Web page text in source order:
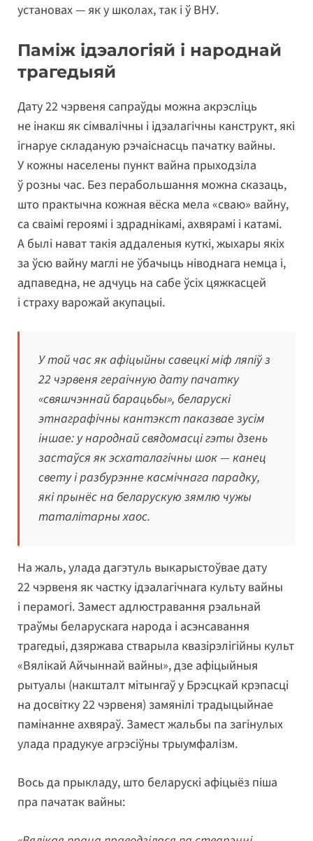
установах — як у школах, так і ў ВНУ.
Паміж ідэалогіяй і народнай
трагедыяй
Дату 22 чэрвеня сапраўды можна акрэсліць
не інакш як сімвалічны і ідэалагічны канструкт, які
ігнаруе складаную рэчаіснасць пачатку вайны.
У кожны населены пункт вайна прыходзіла
ў розны час. Без перабольшання можна сказаць,
што практычна кожная вёска мела «сваю» вайну,
са сваімі героямі і здраднікамі, ахвярамі і катамі.
А былі нават такія аддаленыя куткі, жыхары якіх
за ўсю вайну маглі не ўбачыць ніводнага немца і,
адпаведна, не адчуць на сабе ўсіх цяжкасцей
і страху варожай акупацыі.
У той час як афіцыйны савецкі міф ляпіў з
22 чэрвеня гераічную дату пачатку
«свяшчэннай барацьбы», беларускі
этнаграфічны кантэкст паказвае зусім
іншае: у народнай свядомасці гэты дзень
застаўся як эсхаталагічны шок — канец
свету і разбурэнне касмічнага парадку,
які прынёс на беларускую зямлю чужы
таталітарны хаос.
На жаль, улада дагэтуль выкарыстоўвае дату
22 чэрвеня як частку ідэалагічнага культу вайны
і перамогі. Замест адлюстравання рэальнай
траўмы беларускага народа і асэнсавання
трагедыі, дзяржава стварыла квазірэлігійны культ
«Вялікай Айчыннай вайны», дзе афіцыйныя
рытуалы (накшталт мітынгаў у Брэсцкай крэпасці
на досвітку 22 чэрвеня) замянілі традыцыйнае
памінанне ахвяраў. Замест жальбы па загінулых
улада прадукуе агрэсіўны трыумфалізм.
Вось да прыкладу, што беларускі афіцыёз піша
пра пачатак вайны: